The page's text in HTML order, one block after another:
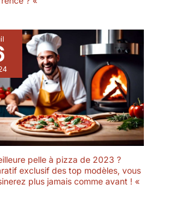
pelle à pizza de 2023 ?
exclusif des top modèles, vous
plus jamais comme avant ! «